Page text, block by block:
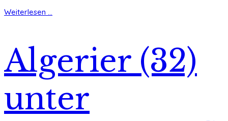
Weiterlesen ...
Algerier (32)
unter